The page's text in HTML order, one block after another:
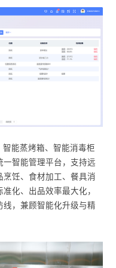
能蒸烤箱、智能消毒柜
智能管理平台，支持远
饪、食材加工、餐具消
化、出品效率最大化，
，兼顾智能化升级与精